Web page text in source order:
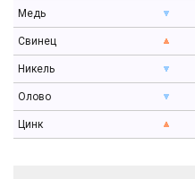
Медь
Свинец
Никель
Олово
Цинк